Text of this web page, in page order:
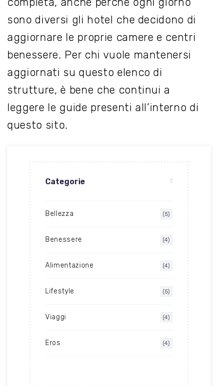
sono diversi gli hotel che decidono di
aggiornare le proprie camere e centri
benessere. Per chi vuole mantenersi
aggiornati su questo elenco di
strutture, è bene che continui a
leggere le guide presenti all’interno di
questo sito.
Categorie
Bellezza (5)
Benessere (4)
Alimentazione (4)
Lifestyle (5)
Viaggi (4)
Eros (4)